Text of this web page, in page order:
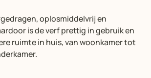
oplosmiddelvrij en
is de verf prettig in gebruik en
ruimte in huis, van woonkamer tot